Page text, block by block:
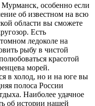
Мурманск, особенно если
об известном на всю
области вы сможете
Есть
ледоколе на
рыбу в чистой
красотой
морей.
в холод, но и на юге вы
полоса России
Наиболее удачное
об истории нашей